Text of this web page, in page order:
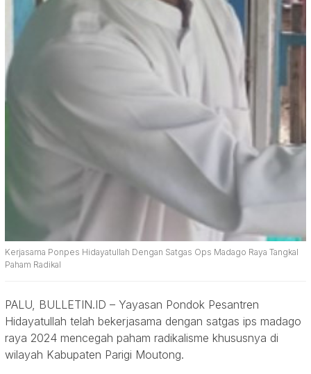
Kerjasama Ponpes Hidayatullah Dengan Satgas Ops Madago Raya Tangkal
Paham Radikal
PALU, BULLETIN.ID – Yayasan Pondok Pesantren
Hidayatullah telah bekerjasama dengan satgas ips madago
raya 2024 mencegah paham radikalisme khususnya di
wilayah Kabupaten Parigi Moutong.